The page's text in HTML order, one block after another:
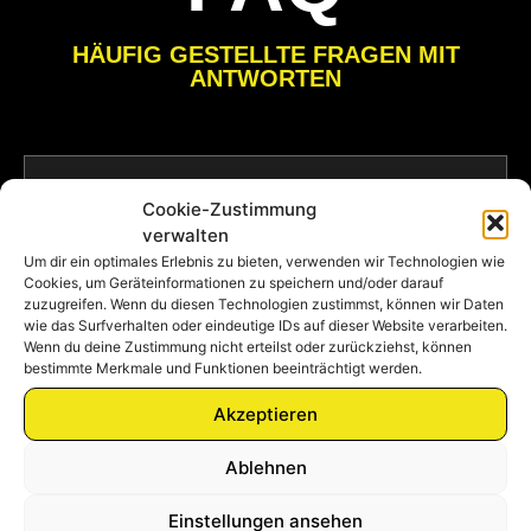
Cookie-Zustimmung
verwalten
Um dir ein optimales Erlebnis zu bieten, verwenden wir Technologien wie
Cookies, um Geräteinformationen zu speichern und/oder darauf
zuzugreifen. Wenn du diesen Technologien zustimmst, können wir Daten
wie das Surfverhalten oder eindeutige IDs auf dieser Website verarbeiten.
Wenn du deine Zustimmung nicht erteilst oder zurückziehst, können
bestimmte Merkmale und Funktionen beeinträchtigt werden.
Akzeptieren
Ablehnen
Einstellungen ansehen
HÄUFIG GESTELLTE FRAGEN MIT
ANTWORTEN
ERSTELLT IHR AUCH
EINREICHPLÄNE?
BIETET IHR AUCH DIE
BAUAUFSICHT AN?